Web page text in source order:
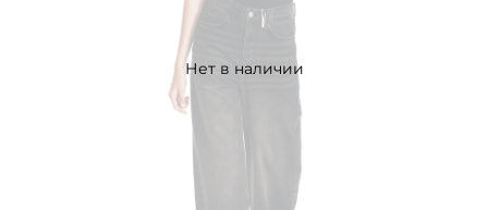
Нет в наличии